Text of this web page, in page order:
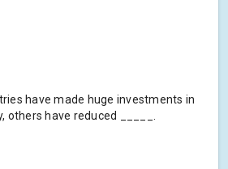
have made huge investments in
others have reduced _____.